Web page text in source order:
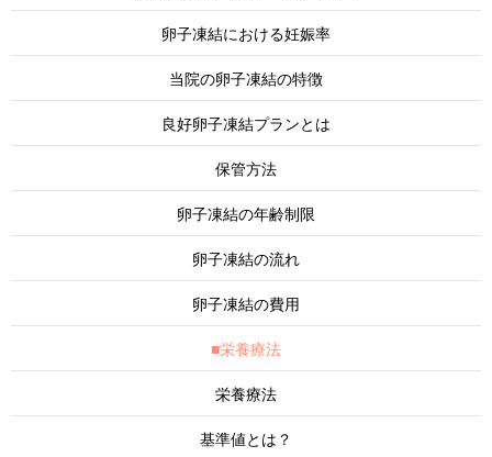
卵子凍結における妊娠率
当院の卵子凍結の特徴
良好卵子凍結プランとは
保管方法
卵子凍結の年齢制限
卵子凍結の流れ
卵子凍結の費用
■栄養療法
栄養療法
基準値とは？